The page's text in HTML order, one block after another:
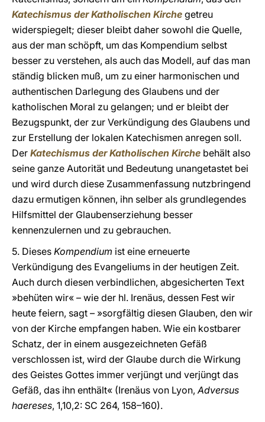
Katechismus der Katholischen Kirche getreu
widerspiegelt; dieser bleibt daher sowohl die Quelle,
aus der man schöpft, um das Kompendium selbst
besser zu verstehen, als auch das Modell, auf das man
ständig blicken muß, um zu einer harmonischen und
authentischen Darlegung des Glaubens und der
katholischen Moral zu gelangen; und er bleibt der
Bezugspunkt, der zur Verkündigung des Glaubens und
zur Erstellung der lokalen Katechismen anregen soll.
Der Katechismus der Katholischen Kirche behält also
seine ganze Autorität und Bedeutung unangetastet bei
und wird durch diese Zusammenfassung nutzbringend
dazu ermutigen können, ihn selber als grundlegendes
Hilfsmittel der Glaubenserziehung besser
kennenzulernen und zu gebrauchen.
5. Dieses Kompendium ist eine erneuerte
Verkündigung des Evangeliums in der heutigen Zeit.
Auch durch diesen verbindlichen, abgesicherten Text
»behüten wir« – wie der hl. Irenäus, dessen Fest wir
heute feiern, sagt – »sorgfältig diesen Glauben, den wir
von der Kirche empfangen haben. Wie ein kostbarer
Schatz, der in einem ausgezeichneten Gefäß
verschlossen ist, wird der Glaube durch die Wirkung
des Geistes Gottes immer verjüngt und verjüngt das
Gefäß, das ihn enthält« (Irenäus von Lyon,Adversus
haereses, 1,10,2: SC 264, 158–160).